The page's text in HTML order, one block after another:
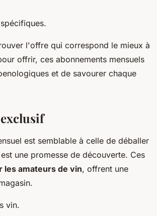
l'offre qui correspond le mieux à
offrir, ces abonnements mensuels
et de savourer chaque
est semblable à celle de déballer
une promesse de découverte. Ces
les amateurs de vin, offrent une
vin.